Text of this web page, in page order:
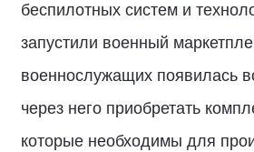
беспилотных систем и
запустили военный
военнослужащих появилась
через него приобретать
которые необходимы для